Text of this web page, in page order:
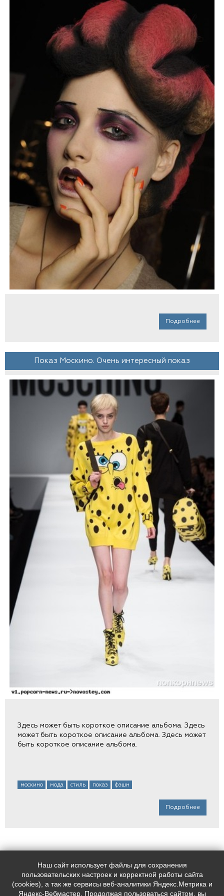
Подробнее
Показ Москино. Очень интересный показ
Здесь может быть короткое описание альбома. Здесь
может быть короткое описание альбома. Здесь может
быть короткое описание альбома.
москино мода стиль показ фэшн
Подробнее
Наш адрес:
Индекс, Санкт-Петербург,
Лиговский пр. 228
Контакты:
+7 (812) 0000000
+7 ( 812) 0000000
support@placemark.ru
Наш сайт использует файлы для сохранения
пользовательских настроек и корректной работы сайта
(cookies), а так же сервисы веб-аналитики Яндекс.Метрика и
Яндекс-Вебмастер. Продолжая пользоваться сайтом, вы